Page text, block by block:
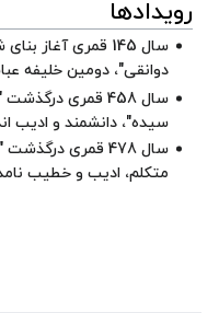
رویدادها
سال 145 قمری آغاز بنای شهر بغداد در زمان خلافت "
دوانقی"، دومین خلیفه
سال 458 قمری درگذشت "
سیده"، دانشمند و ادیب
سال 478 قمری درگذشت "
متکلم، ادیب و خطیب